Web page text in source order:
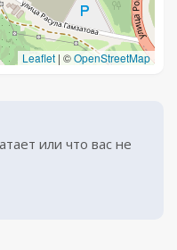
Leaflet | ©OpenStreetMap
или что вас не